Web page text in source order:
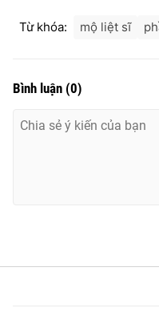
thông tin từ website này.
Từ khóa: mộ liệt sĩ
Bình luận (0)